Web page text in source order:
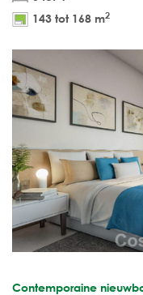
143 tot 168 m2
Contemporaine